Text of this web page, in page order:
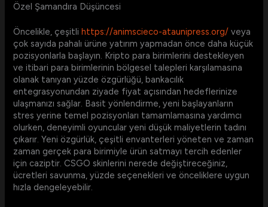
Özel Şamandıra Düşüncesi
Öncelikle, çeşitlihttps://animscieco-ataunipress.org/ veya
çok sayıda pahalı ürüne yatırım yapmadan önce daha küçük
pozisyonlarla başlayın. Kripto para birimlerini destekleyen
ve itibari para birimlerinin bölgesel talepleri karşılamasına
olanak tanıyan yüzde özgürlüğü, bankacılık
entegrasyonundan ziyade fiyat açısından hedeflerinize
ulaşmanızı sağlar. Basit yönlendirme, yeni başlayanların
stres yerine temel pozisyonları tamamlamasına yardımcı
olurken, deneyimli oyuncular yeni düşük maliyetlerin tadını
çıkarır. Yeni özgürlük, çeşitli envanterleri yöneten ve zaman
zaman gerçek para birimiyle ürün satmayı tercih edenler
için caziptir. CSGO skinlerini nerede değiştireceğiniz,
ücretleri savunma, yüzde seçenekleri ve önceliklere uygun
hızla dengeleyebilir.